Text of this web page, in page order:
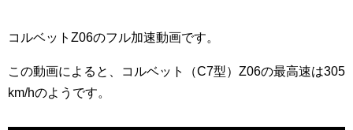
コルベットZ06のフル加速動画です。
この動画によると、コルベット（C7型）Z06の最高速は305
km/hのようです。